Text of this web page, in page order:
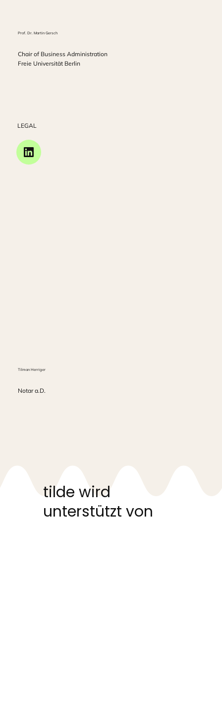
Prof. Dr. Martin Gersch
Chair of Business Administration
Freie Universität Berlin
LEGAL
Tilman Herriger
Notar a.D.
tilde wird
unterstützt von